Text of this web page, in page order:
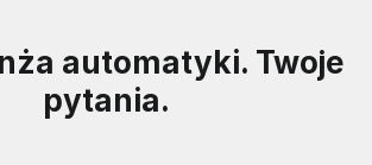
automatyki. Twoje
pytania.